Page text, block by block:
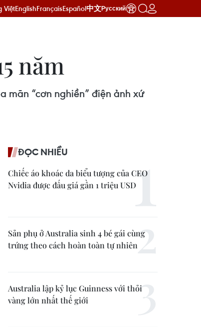
ViệtEnglishFrançaisEspañol中文Русский
năm
mãn “cơn nghiền” điện ảnh xứ
ĐỌC NHIỀU
Chiếc áo khoác da biểu tượng của CEO
Nvidia được đấu giá gần 1 triệu USD
Sản phụ ở Australia sinh 4 bé gái cùng
trứng theo cách hoàn toàn tự nhiên
Australia lập kỷ lục Guinness với thỏi
vàng lớn nhất thế giới